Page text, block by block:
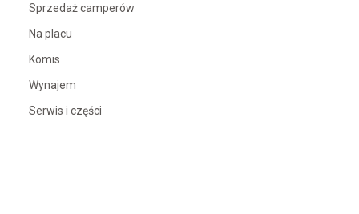
Sprzedaż camperów
Na placu
Komis
Wynajem
Serwis i części